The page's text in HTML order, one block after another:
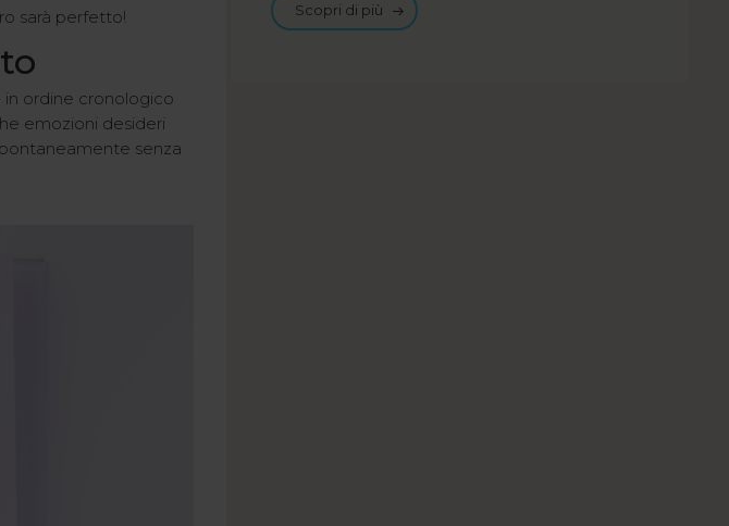
sarà perfetto!
ordine cronologico
emozioni desideri
senza
Scopri di più